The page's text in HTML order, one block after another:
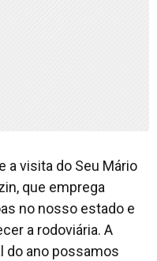
a visita do Seu Mário
que emprega
no nosso estado e
a rodoviária. A
do ano possamos